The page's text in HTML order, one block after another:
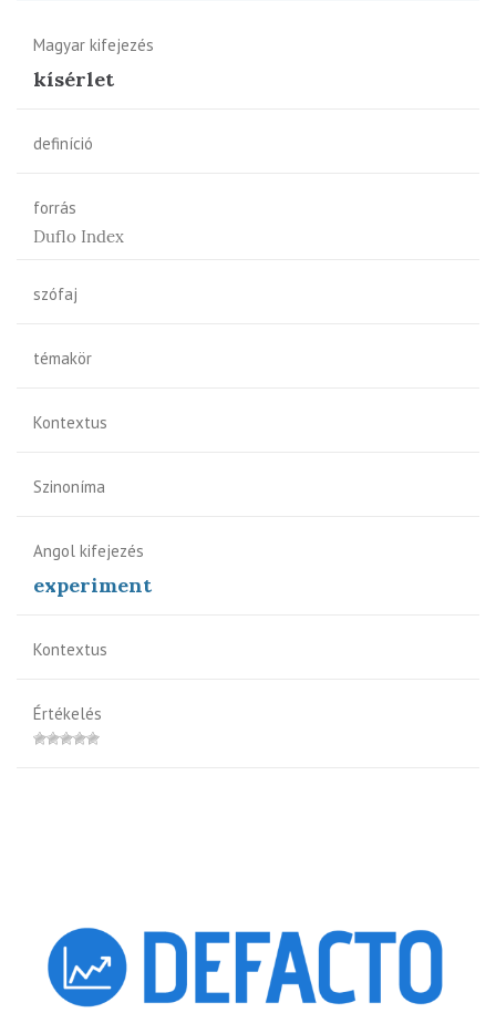
Magyar kifejezés
kísérlet
definíció
forrás
Duflo Index
szófaj
témakör
Kontextus
Szinoníma
Angol kifejezés
experiment
Kontextus
Értékelés